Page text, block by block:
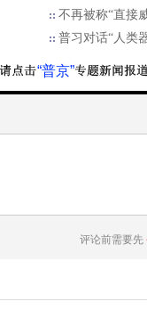
不再被称“直接
普习对话“人类
“普京”
评论前需要先